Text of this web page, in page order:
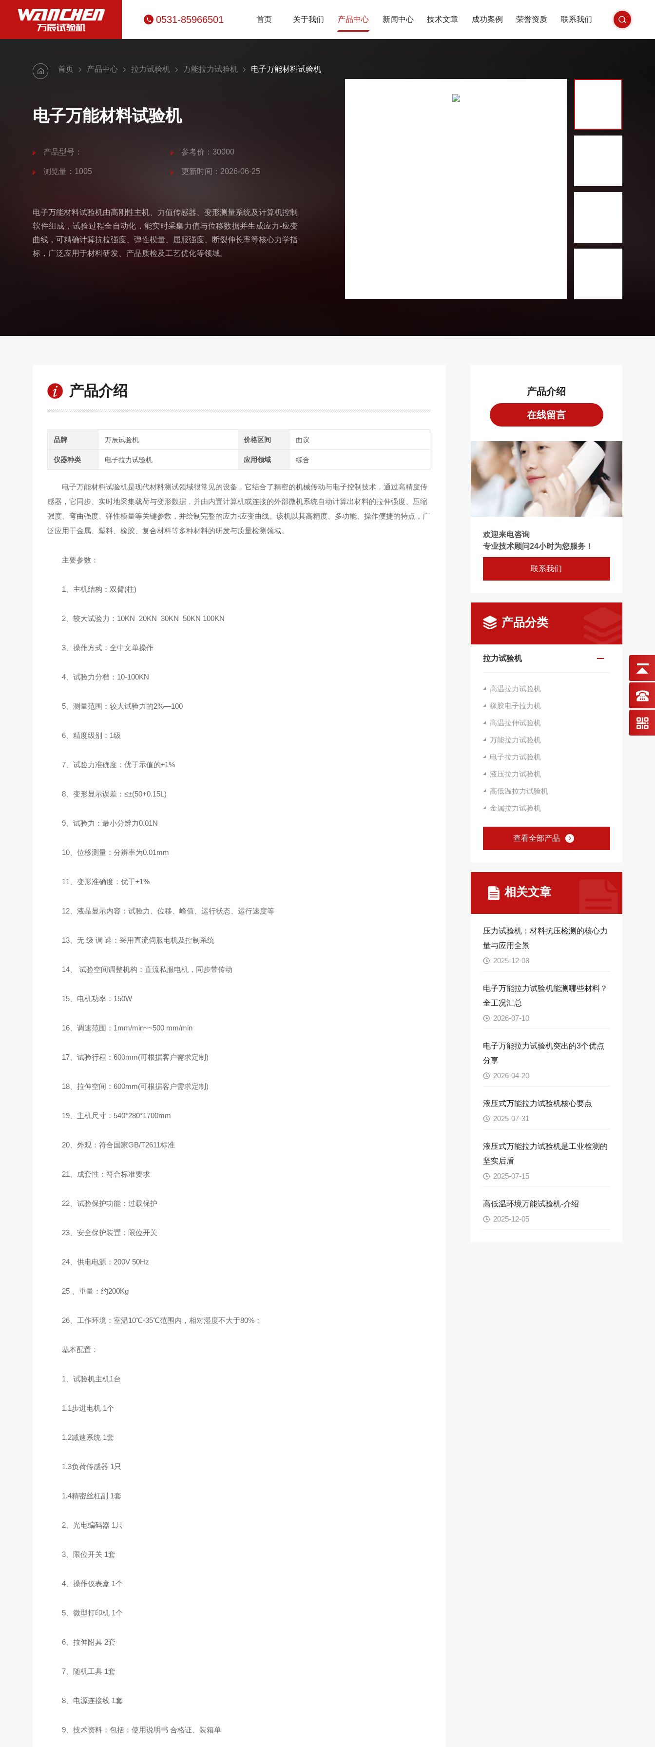
0531-85966501 首页 关于我们 产品中心 新闻中心 技术文章 成功案例 荣誉资质 联系我们
首页 产品中心 拉力试验机 万能拉力试验机 电子万能材料试验机
电子万能材料试验机
产品型号： 参考价：30000
浏览量：1005 更新时间：2026-06-25
电子万能材料试验机由高刚性主机、力值传感器、变形测量系统及计算机控制
软件组成，试验过程全自动化，能实时采集力值与位移数据并生成应力-应变
曲线，可精确计算抗拉强度、弹性模量、屈服强度、断裂伸长率等核心力学指
标，广泛应用于材料研发、产品质检及工艺优化等领域。
产品介绍
品牌 万辰试验机 价格区间 面议
仪器种类 电子拉力试验机 应用领域 综合
电子万能材料试验机是现代材料测试领域很常见的设备，它结合了精密的机械传动与电子控制技术，通过高精度传
感器，它同步、实时地采集载荷与变形数据，并由内置计算机或连接的外部微机系统自动计算出材料的拉伸强度、压缩
强度、弯曲强度、弹性模量等关键参数，并绘制完整的应力-应变曲线。该机以其高精度、多功能、操作便捷的特点，广
泛应用于金属、塑料、橡胶、复合材料等多种材料的研发与质量检测领域。
主要参数：
1、主机结构：双臂(柱)
2、较大试验力：10KN 20KN 30KN 50KN 100KN
3、操作方式：全中文单操作
4、试验力分档：10-100KN
5、测量范围：较大试验力的2%—100
6、精度级别：1级
7、试验力准确度：优于示值的±1%
8、变形显示误差：≤±(50+0.15L)
9、试验力：最小分辨力0.01N
10、位移测量：分辨率为0.01mm
11、变形准确度：优于±1%
12、液晶显示内容：试验力、位移、峰值、运行状态、运行速度等
13、无 级 调 速：采用直流伺服电机及控制系统
14、 试验空间调整机构：直流私服电机，同步带传动
15、电机功率：150W
16、调速范围：1mm/min~~500 mm/min
17、试验行程：600mm(可根据客户需求定制)
18、拉伸空间：600mm(可根据客户需求定制)
19、主机尺寸：540*280*1700mm
20、外观：符合国家GB/T2611标准
21、成套性：符合标准要求
22、试验保护功能：过载保护
23、安全保护装置：限位开关
24、供电电源：200V 50Hz
25 、重量：约200Kg
26、工作环境：室温10℃-35℃范围内，相对湿度不大于80%；
基本配置：
1、试验机主机1台
1.1步进电机 1个
1.2减速系统 1套
1.3负荷传感器 1只
1.4精密丝杠副 1套
2、光电编码器 1只
3、限位开关 1套
4、操作仪表盒 1个
5、微型打印机 1个
6、拉伸附具 2套
7、随机工具 1套
8、电源连接线 1套
9、技术资料：包括：使用说明书 合格证、装箱单
产品介绍
在线留言
欢迎来电咨询
专业技术顾问24小时为您服务！
联系我们
产品分类
拉力试验机
高温拉力试验机
橡胶电子拉力机
高温拉伸试验机
万能拉力试验机
电子拉力试验机
液压拉力试验机
高低温拉力试验机
金属拉力试验机
查看全部产品
相关文章
压力试验机：材料抗压检测的核心力
量与应用全景
2025-12-08
电子万能拉力试验机能测哪些材料？
全工况汇总
2026-07-10
电子万能拉力试验机突出的3个优点
分享
2026-04-20
液压式万能拉力试验机核心要点
2025-07-31
液压式万能拉力试验机是工业检测的
坚实后盾
2025-07-15
高低温环境万能试验机-介绍
2025-12-05